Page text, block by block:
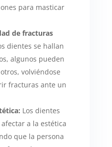
para masticar
de fracturas
dientes se hallan
algunos pueden
volviéndose
fracturas ante un
Los dientes
a la estética
que la persona